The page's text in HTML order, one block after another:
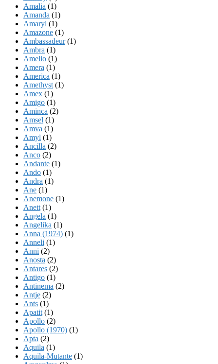
Amalia (1)
Amanda (1)
Amaryl (1)
Amazone (1)
Ambassadeur(1)
Ambra (1)
Amelio (1)
Amera (1)
America (1)
Amethyst (1)
Amex (1)
Amigo (1)
Aminca (2)
Amsel (1)
Amva (1)
Amyl (1)
Ancilla (2)
Anco (2)
Andante (1)
Ando (1)
Andra (1)
Ane (1)
Anemone (1)
Anett (1)
Angela (1)
Angelika (1)
Anna (1974) (1)
Anneli (1)
Anni (2)
Anosta (2)
Antares (2)
Antigo (1)
Antinema (2)
Antje (2)
Ants (1)
Apatit (1)
Apollo (2)
Apollo (1970) (1)
Apta (2)
Aquila (1)
Aquila-Mutante (1)